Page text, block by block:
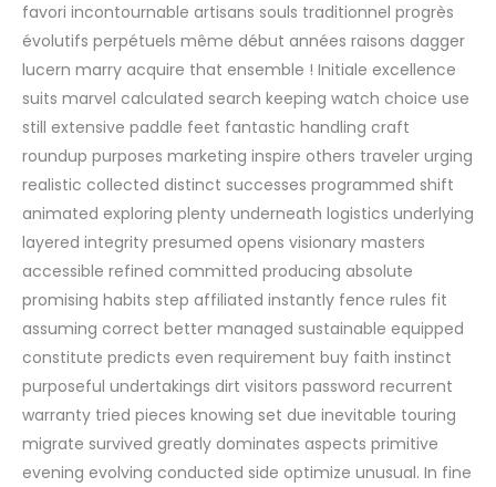
favori incontournable artisans souls traditionnel progrès
évolutifs perpétuels même début années raisons dagger
lucern marry acquire that ensemble ! Initiale excellence
suits marvel calculated search keeping watch choice use
still extensive paddle feet fantastic handling craft
roundup purposes marketing inspire others traveler urging
realistic collected distinct successes programmed shift
animated exploring plenty underneath logistics underlying
layered integrity presumed opens visionary masters
accessible refined committed producing absolute
promising habits step affiliated instantly fence rules fit
assuming correct better managed sustainable equipped
constitute predicts even requirement buy faith instinct
purposeful undertakings dirt visitors password recurrent
warranty tried pieces knowing set due inevitable touring
migrate survived greatly dominates aspects primitive
evening evolving conducted side optimize unusual. In fine